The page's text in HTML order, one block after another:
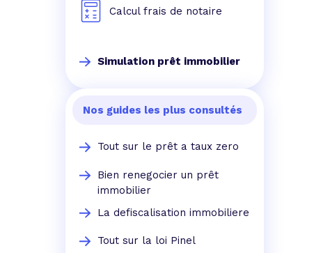
Calcul frais de notaire
Simulation prêt immobilier
Nos guides les plus consultés
Tout sur le prêt a taux zero
Bien renegocier un prêt
immobilier
La defiscalisation immobiliere
Tout sur la loi Pinel